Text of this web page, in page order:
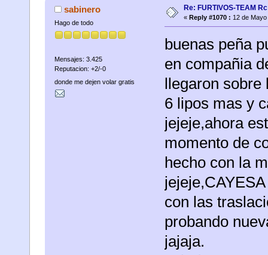
sabinero
Hago de todo
Mensajes: 3.425
Reputacion: +2/-0
donde me dejen volar gratis
Re: FURTIVOS-TEAM
« Reply #1070 : 12 de
buenas peña
en compañia
llegaron
6 lipos mas y
jejeje,ahora
momento de
hecho con la
con las
probando
jajaja.